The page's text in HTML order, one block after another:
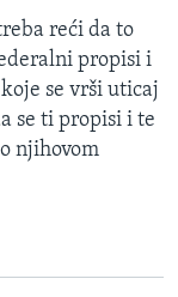
reći da to
propisi i
se vrši uticaj
se ti propisi i te
njihovom